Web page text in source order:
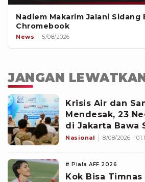
Nadiem Makarim Jalani Sidang
Chromebook
News 5/08/2026
JANGAN
Krisis Air dan
Mendesak, 23
di Jakarta Bawa
Nasional 8/08/2026 -
# Piala AFF 2026
Kok Bisa